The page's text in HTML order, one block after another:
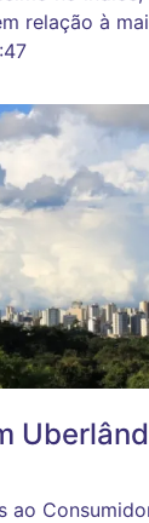
relação à
ao